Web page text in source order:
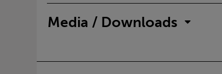
Media / Downloads